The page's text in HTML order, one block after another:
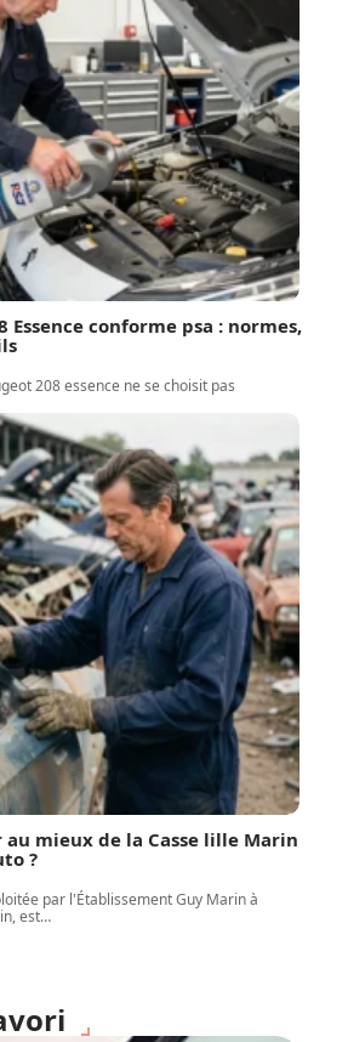
Essence conforme psa : normes,
208 essence ne se choisit pas
mieux de la Casse lille Marin
?
par l'Établissement Guy Marin à
est…